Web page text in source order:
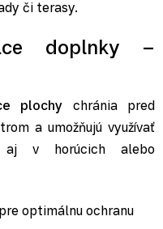
či terasy.
doplnky –
plochy chránia pred
a umožňujú využívať
aj v horúcich alebo
optimálnu ochranu